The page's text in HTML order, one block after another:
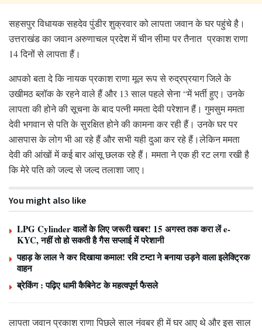
सहसपुर विधायक सहदेव पुंडीर शुक्रवार को लापता जवान के घर पहुंचे है।
उत्तराखंड का जवान अरुणाचल प्रदेश में चीन सीमा पर तैनात प्रकाश राणा
14 दिनों से लापता हैं।
आपको बता दे कि नायक प्रकाश राणा मूल रूप से रुद्रप्रयाग जिले के
उखीमठ ब्लॉक के रहने वाले हैं और 13 साल पहले सेना “में भर्ती हुए। उनके
लापता की होने की सूचना के बाद पत्नी ममता देवी परेशान हैं। गुमसुम ममता
देवी भगवान से पति के सुरक्षित होने की कामना कर रही हैं। उनके घर पर
आसपास के लोग भी आ रहे हैं और सभी यही दुआ कर रहे हैं।लेकिन ममता
देवी की आंखों में कई बार आंसू छलक रहे हैं। ममता ने एक ही रट लगा रखी है
कि मेरे पति को जल्द से जल्द तलाशा जाए।
You might also like
LPG Cylinder वालों के लिए जरूरी खबर! 15 अगस्त तक करा लें e-
KYC, नहीं तो हो सकती है गैस सप्लाई में परेशानी
पहाड़ के लाल ने कर दिखाया कमाल! रवि टम्टा ने बनाया उड़ने वाला इलेक्ट्रिक
वाहन
ब्रेकिंग : पढ़िए धामी कैबिनेट के महत्वपूर्ण फैसले
लापता जवान प्रकाश राणा पिछले साल नंवबर ही में घर आए थे और इस साल